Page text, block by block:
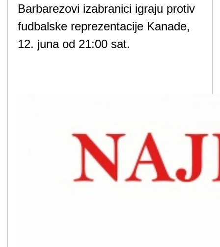
Barbarezovi izabranici igraju protiv
fudbalske reprezentacije Kanade,
12. juna od 21:00 sat.